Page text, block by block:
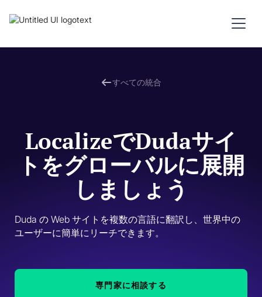
すべての統合
LocalizeでDudaサイ
トをグローバルに展開
しましょう
Duda の Web サイトを複数の言語に翻訳し、世界中の
ユーザーに簡単にリーチできます。
専門家に相談する